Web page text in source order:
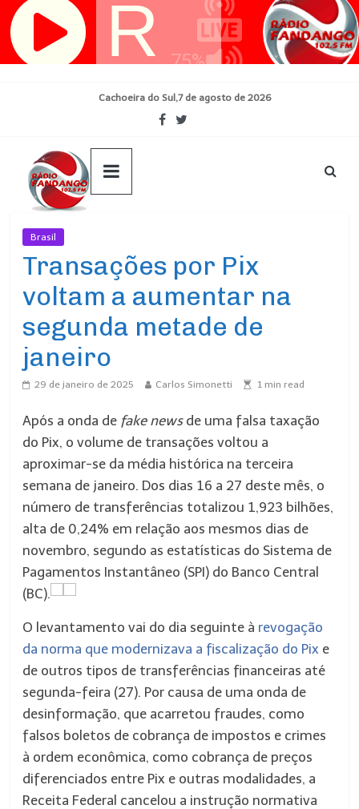
Pular
para
Cachoeira do Sul,7 de agosto de 2026
Brasil
Transações por Pix
voltam a aumentar na
segunda metade de
janeiro
29 de janeiro de 2025 Carlos Simonetti 1 min read
Após a onda de fake newsde uma falsa taxação
do Pix, o volume de transações voltou a
aproximar-se da média histórica na terceira
semana de janeiro. Dos dias 16 a 27 deste mês, o
número de transferências totalizou 1,923 bilhões,
alta de 0,24% em relação aos mesmos dias de
novembro, segundo as estatísticas do Sistema de
Pagamentos Instantâneo (SPI) do Banco Central
(BC).
O levantamento vai do dia seguinte à revogação
da norma que modernizava a fiscalização do Pix e
de outros tipos de transferências financeiras até
segunda-feira (27). Por causa de uma onda de
desinformação, que acarretou fraudes, como
falsos boletos de cobrança de impostos e crimes
à ordem econômica, como cobrança de preços
diferenciados entre Pix e outras modalidades, a
Receita Federal cancelou a instrução normativa